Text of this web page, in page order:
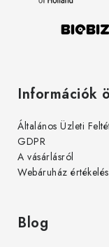
Információk
Általános Üzleti
GDPR
A vásárlásról
Webáruház
Blog